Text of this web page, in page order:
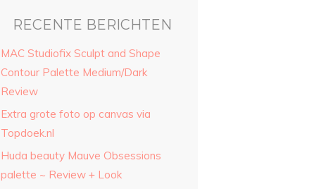
RECENTE BERICHTEN
MAC Studiofix Sculpt and Shape
Contour Palette Medium/Dark
Review
Extra grote foto op canvas via
Topdoek.nl
Huda beauty Mauve Obsessions
palette ~ Review + Look